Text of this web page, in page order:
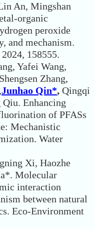
An, Mingshan
organic
peroxide
and mechanism.
158555.
Yafei Wang,
Zhang,
Junhao Qin*, Qingqi
Enhancing
of PFASs
Mechanistic
Water
Xi, Haozhe
Molecular
interaction
between natural
Eco-Environment